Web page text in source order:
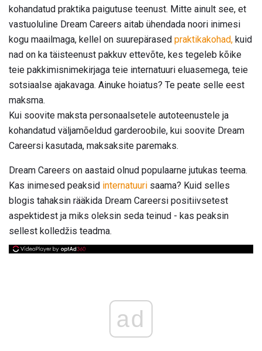
kohandatud praktika paigutuse teenust. Mitte ainult see, et
vastuoluline Dream Careers aitab ühendada noori inimesi
kogu maailmaga, kellel on suurepärased praktikakohad, kuid
nad on ka täisteenust pakkuv ettevõte, kes tegeleb kõike
teie pakkimisnimekirjaga teie internatuuri eluasemega, teie
sotsiaalse ajakavaga. Ainuke hoiatus? Te peate selle eest
maksma.
Kui soovite maksta personaalsetele autoteenustele ja
kohandatud väljamõeldud garderoobile, kui soovite Dream
Careersi kasutada, maksaksite paremaks.
Dream Careers on aastaid olnud populaarne jutukas teema.
Kas inimesed peaksid internatuuri saama? Kuid selles
blogis tahaksin rääkida Dream Careersi positiivsetest
aspektidest ja miks oleksin seda teinud - kas peaksin
sellest kolledžis teadma.
ad